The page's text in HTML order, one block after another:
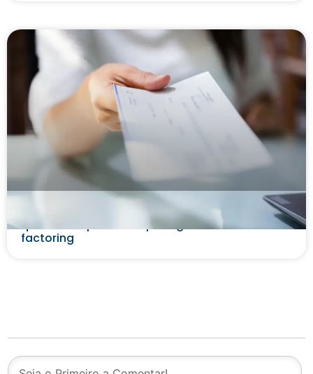
Duplicata mercantil: o que é, como funciona e
qual sua importância para gestores de
factoring